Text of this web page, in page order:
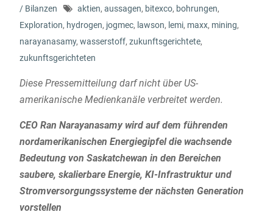
/ Bilanzen
aktien, aussagen, bitexco, bohrungen,
Exploration, hydrogen, jogmec, lawson, lemi, maxx, mining,
narayanasamy, wasserstoff, zukunftsgerichtete,
zukunftsgerichteten
Diese Pressemitteilung darf nicht über US-
amerikanische Medienkanäle verbreitet werden.
CEO Ran Narayanasamy wird auf dem führenden
nordamerikanischen Energiegipfel die wachsende
Bedeutung von Saskatchewan in den Bereichen
saubere, skalierbare Energie, KI-Infrastruktur und
Stromversorgungssysteme der nächsten Generation
vorstellen